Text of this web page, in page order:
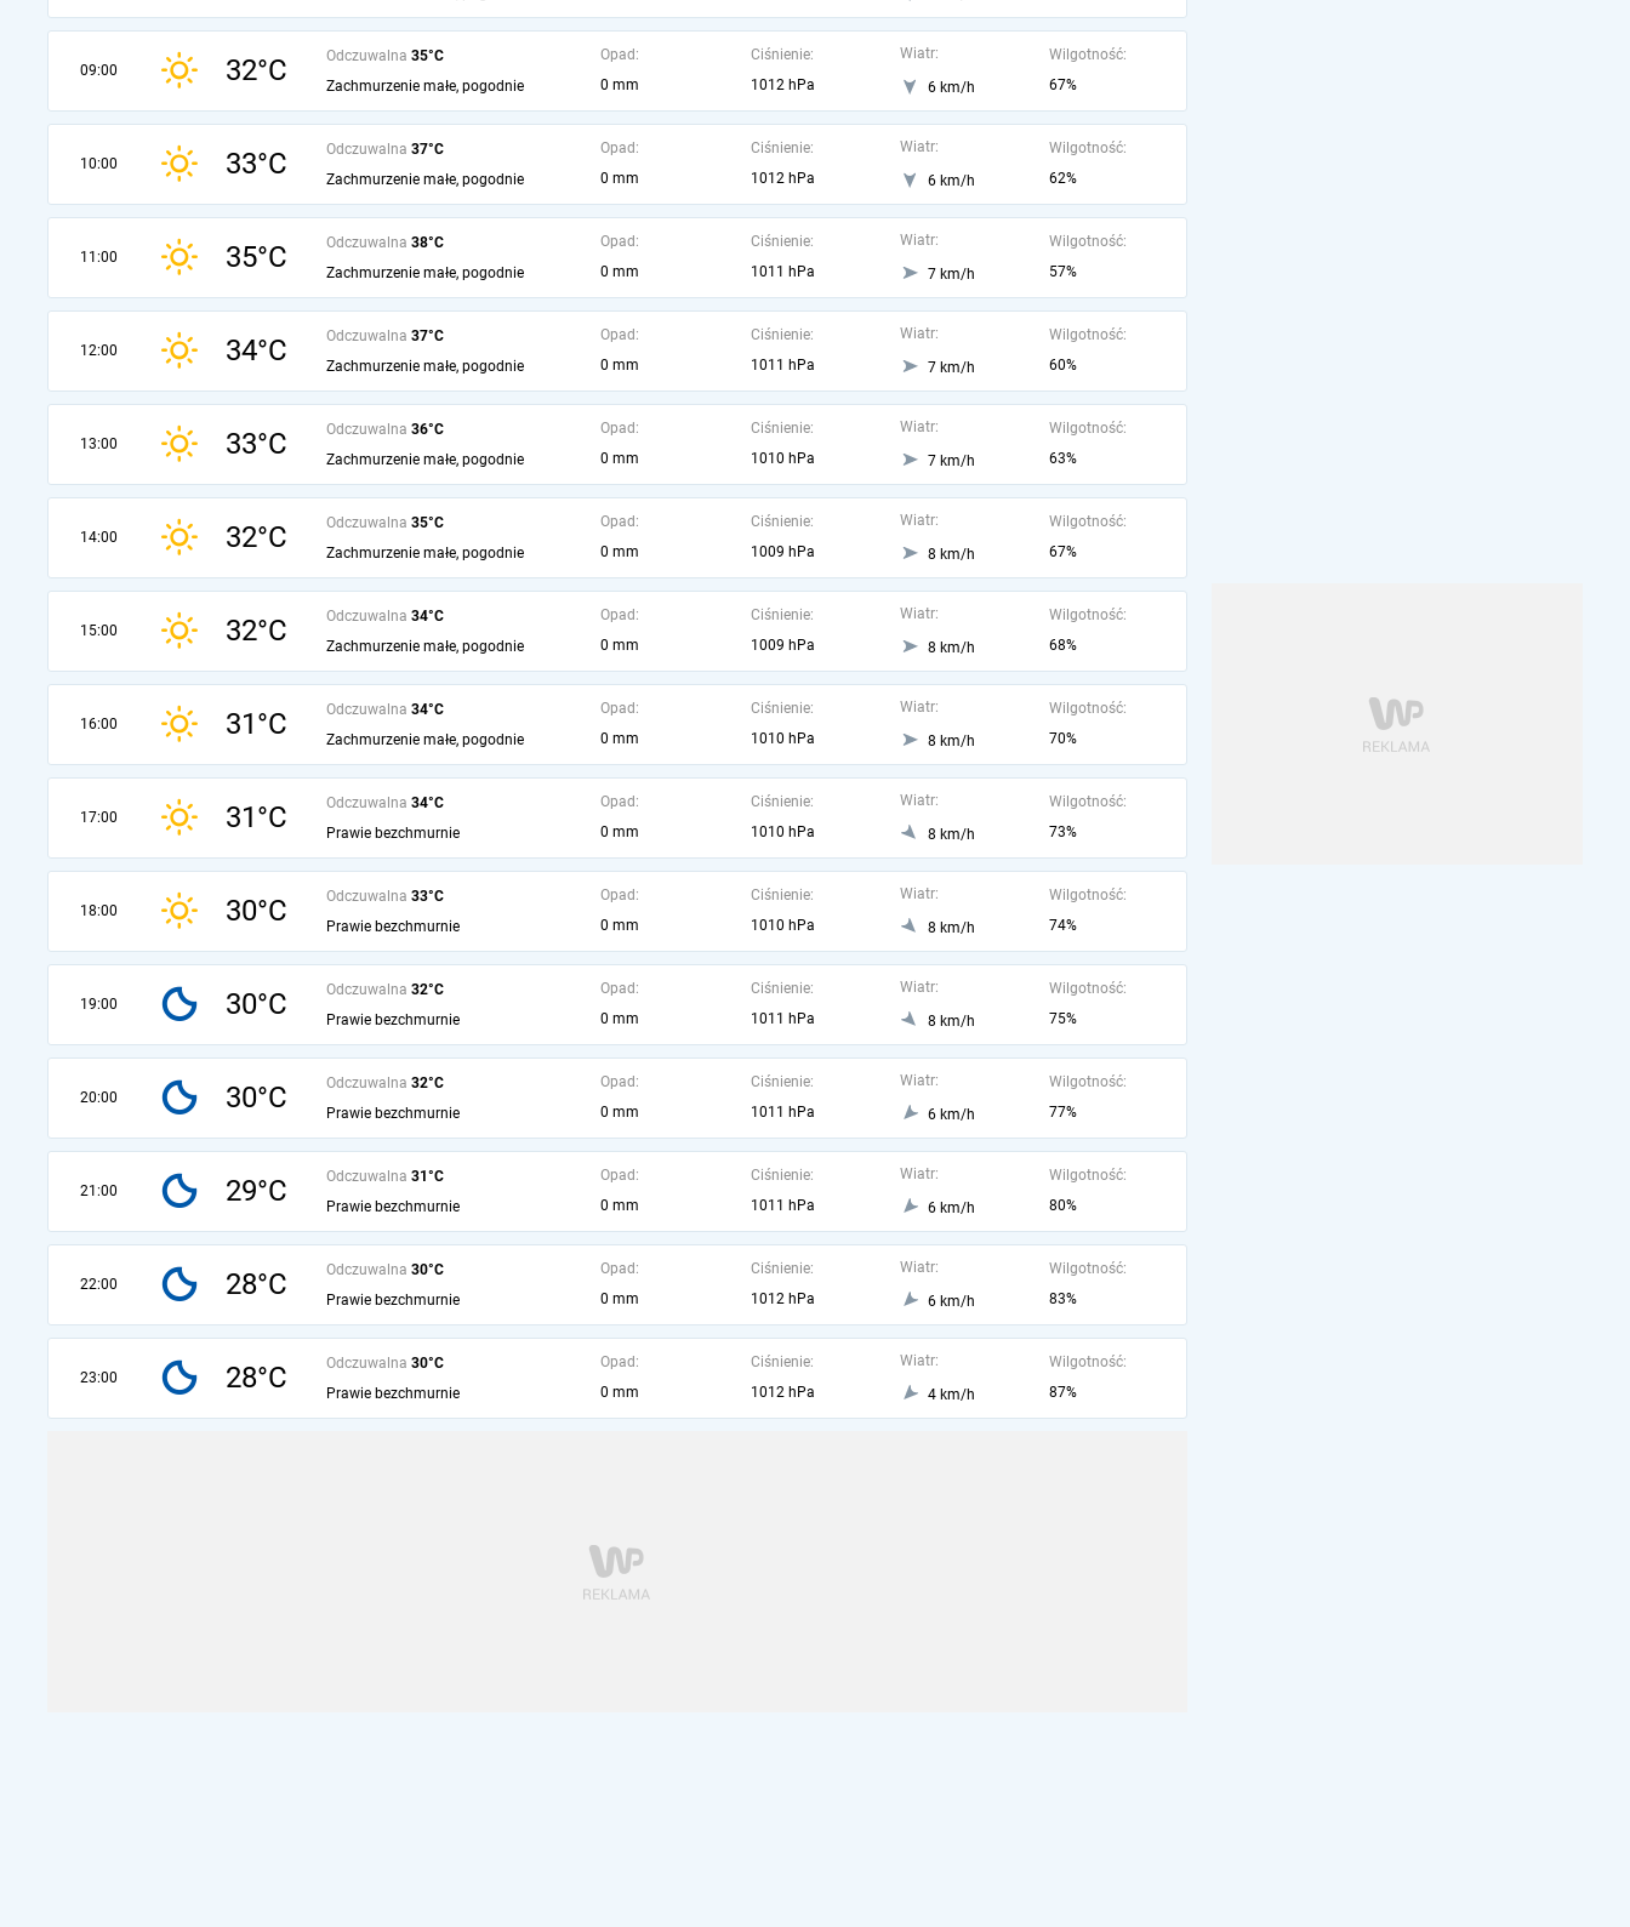
09:00 32°C Odczuwalna 35°C
Zachmurzenie małe, pogodnie
Opad:
0 mm
Ciśnienie:
1012 hPa
Wiatr:
6 km/h
Wilgotność:
67%
10:00 33°C Odczuwalna 37°C
Zachmurzenie małe, pogodnie
Opad:
0 mm
Ciśnienie:
1012 hPa
Wiatr:
6 km/h
Wilgotność:
62%
11:00 35°C Odczuwalna 38°C
Zachmurzenie małe, pogodnie
Opad:
0 mm
Ciśnienie:
1011 hPa
Wiatr:
7 km/h
Wilgotność:
57%
12:00 34°C Odczuwalna 37°C
Zachmurzenie małe, pogodnie
Opad:
0 mm
Ciśnienie:
1011 hPa
Wiatr:
7 km/h
Wilgotność:
60%
13:00 33°C Odczuwalna 36°C
Zachmurzenie małe, pogodnie
Opad:
0 mm
Ciśnienie:
1010 hPa
Wiatr:
7 km/h
Wilgotność:
63%
14:00 32°C Odczuwalna 35°C
Zachmurzenie małe, pogodnie
Opad:
0 mm
Ciśnienie:
1009 hPa
Wiatr:
8 km/h
Wilgotność:
67%
15:00 32°C Odczuwalna 34°C
Zachmurzenie małe, pogodnie
Opad:
0 mm
Ciśnienie:
1009 hPa
Wiatr:
8 km/h
Wilgotność:
68%
16:00 31°C Odczuwalna 34°C
Zachmurzenie małe, pogodnie
Opad:
0 mm
Ciśnienie:
1010 hPa
Wiatr:
8 km/h
Wilgotność:
70%
17:00 31°C Odczuwalna 34°C
Prawie bezchmurnie
Opad:
0 mm
Ciśnienie:
1010 hPa
Wiatr:
8 km/h
Wilgotność:
73%
18:00 30°C Odczuwalna 33°C
Prawie bezchmurnie
Opad:
0 mm
Ciśnienie:
1010 hPa
Wiatr:
8 km/h
Wilgotność:
74%
19:00 30°C Odczuwalna 32°C
Prawie bezchmurnie
Opad:
0 mm
Ciśnienie:
1011 hPa
Wiatr:
8 km/h
Wilgotność:
75%
20:00 30°C Odczuwalna 32°C
Prawie bezchmurnie
Opad:
0 mm
Ciśnienie:
1011 hPa
Wiatr:
6 km/h
Wilgotność:
77%
21:00 29°C Odczuwalna 31°C
Prawie bezchmurnie
Opad:
0 mm
Ciśnienie:
1011 hPa
Wiatr:
6 km/h
Wilgotność:
80%
22:00 28°C Odczuwalna 30°C
Prawie bezchmurnie
Opad:
0 mm
Ciśnienie:
1012 hPa
Wiatr:
6 km/h
Wilgotność:
83%
23:00 28°C Odczuwalna 30°C
Prawie bezchmurnie
Opad:
0 mm
Ciśnienie:
1012 hPa
Wiatr:
4 km/h
Wilgotność:
87%